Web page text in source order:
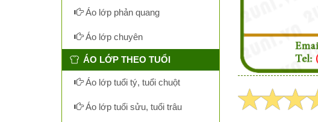
Áo lớp phản quang
Áo lớp chuyên
ÁO LỚP THEO TUỔI
Áo lớp tuổi tý, tuổi chuột
Áo lớp tuổi sửu, tuổi trâu